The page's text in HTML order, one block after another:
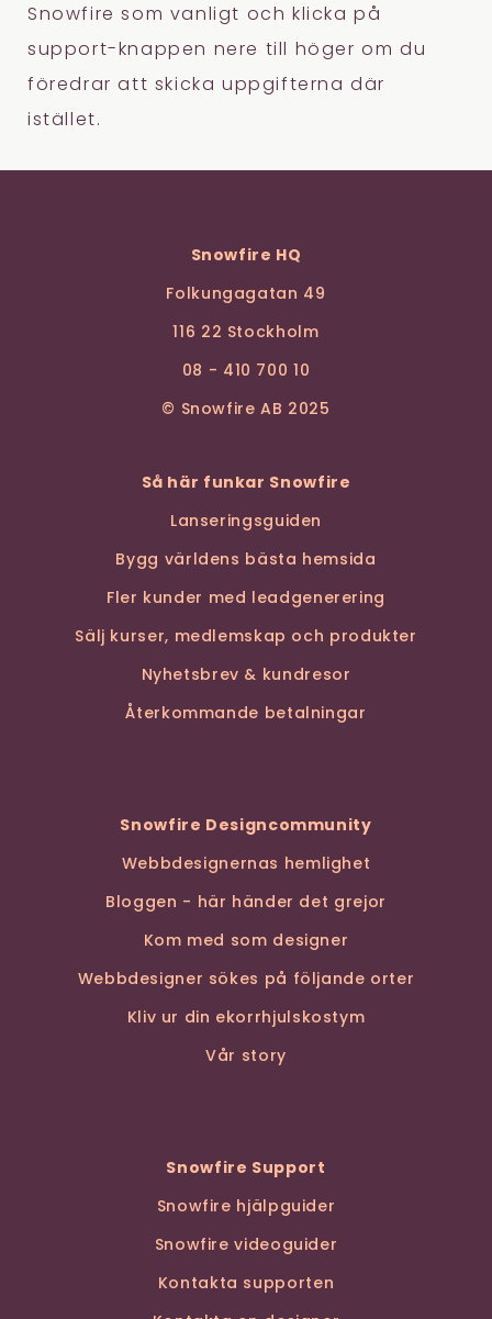
Snowfire som vanligt och klicka på
support-knappen nere till höger om du
föredrar att skicka uppgifterna där
istället.
Snowfire HQ
Folkungagatan 49
116 22 Stockholm
08 - 410 700 10
© Snowfire AB 2025
Så här funkar Snowfire
Lanseringsguiden
Bygg världens bästa hemsida
Fler kunder med leadgenerering
Sälj kurser, medlemskap och produkter
Nyhetsbrev & kundresor
Återkommande betalningar
Snowfire Designcommunity
Webbdesignernas hemlighet
Bloggen - här händer det grejor
Kom med som designer
Webbdesigner sökes på följande orter
Kliv ur din ekorrhjulskostym
Vår story
Snowfire Support
Snowfire hjälpguider
Snowfire videoguider
Kontakta supporten